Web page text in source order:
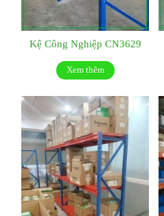
Kệ Công Nghiệp CN3629
Xem thêm